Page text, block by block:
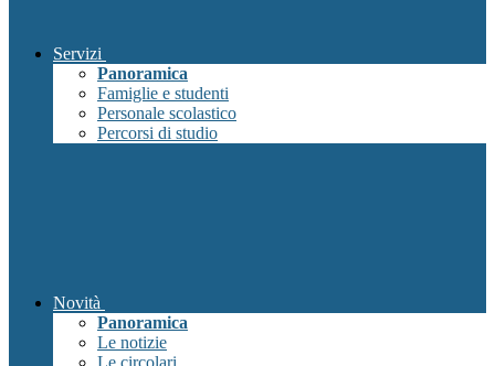
Servizi
Panoramica
Famiglie e studenti
Personale scolastico
Percorsi di studio
Novità
Panoramica
Le notizie